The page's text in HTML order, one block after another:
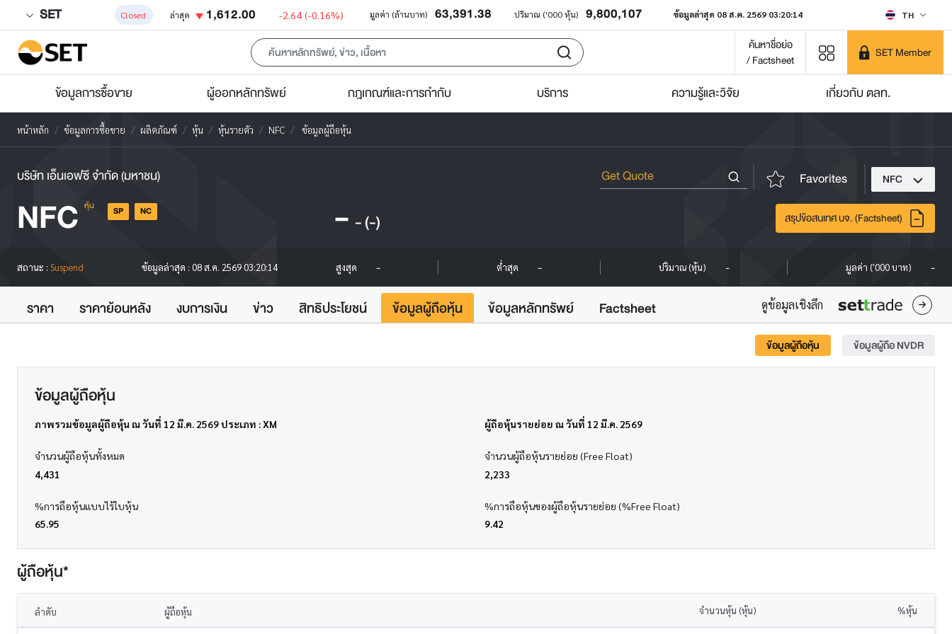
SET Closed ล่าสุด 1,612.00 -2.64 (-0.16%) มูลค่า (ล้านบาท) 63,391.38 ปริมาณ ('000 หุ้น) 9,800,107 ข้อมูลล่าสุด 08 ส.ค. 2569 03:20:14 TH
ค้นหาชื่อย่อ
/ Factsheet
SET Member
ข้อมูลการซื้อขาย ผู้ออกหลักทรัพย์ กฎเกณฑ์และการกำกับ บริการ ความรู้และวิจัย เกี่ยวกับ ตลท.
หน้าหลัก ข้อมูลการซื้อขาย ผลิตภัณฑ์ หุ้น หุ้นรายตัว NFC ข้อมูลผู้ถือหุ้น
บริษัท เอ็นเอฟซี จำกัด (มหาชน) Favorites NFC
NFC หุ้น SP NC - -(-) สรุปข้อสนเทศ บจ. (Factsheet)
สถานะ : Suspend ข้อมูลล่าสุด : 08 ส.ค. 2569 03:20:14 สูงสุด - ต่ำสุด - ปริมาณ (หุ้น) - มูลค่า ('000 บาท) -
ราคา ราคาย้อนหลัง งบการเงิน ข่าว สิทธิประโยชน์ ข้อมูลผู้ถือหุ้น ข้อมูลหลักทรัพย์ Factsheet ดูข้อมูลเชิงลึก
ข้อมูลผู้ถือหุ้น ข้อมูลผู้ถือ NVDR
ข้อมูลผู้ถือหุ้น
ภาพรวมข้อมูลผู้ถือหุ้น ณ วันที่ 12 มี.ค. 2569 ประเภท : XM ผู้ถือหุ้นรายย่อย ณ วันที่ 12 มี.ค. 2569
จำนวนผู้ถือหุ้นทั้งหมด
4,431
จำนวนผู้ถือหุ้นรายย่อย (Free Float)
2,233
%การถือหุ้นแบบไร้ใบหุ้น
65.95
%การถือหุ้นของผู้ถือหุ้นรายย่อย (%Free Float)
9.42
ผู้ถือหุ้น*
ลำดับ ผู้ถือหุ้น จำนวนหุ้น (หุ้น) %หุ้น